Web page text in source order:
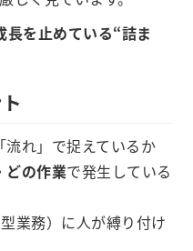
長を止めている“詰ま
れ」で捉えているか
どの作業で発生している
業務）に人が縛り付け